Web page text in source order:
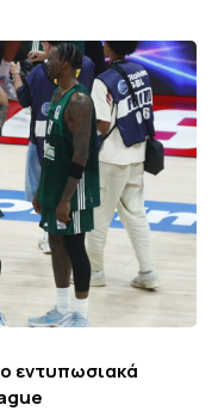
εντυπωσιακά